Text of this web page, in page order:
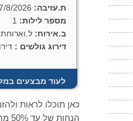
ת.עזיבה: 7/8/2026, יום
מספר לילות:
ב.אירוח:
דירוג גולשים :
לעוד מבצעים
כאן תוכלו לראות